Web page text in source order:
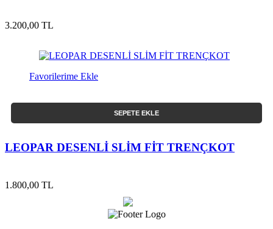
3.200,00 TL
Favorilerime Ekle
SEPETE EKLE
LEOPAR DESENLİ SLİM FİT TRENÇKOT
1.800,00 TL